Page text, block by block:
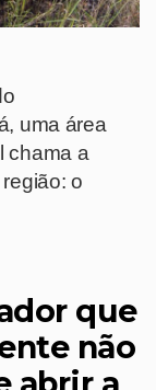
uma área
chama a
o
que
não